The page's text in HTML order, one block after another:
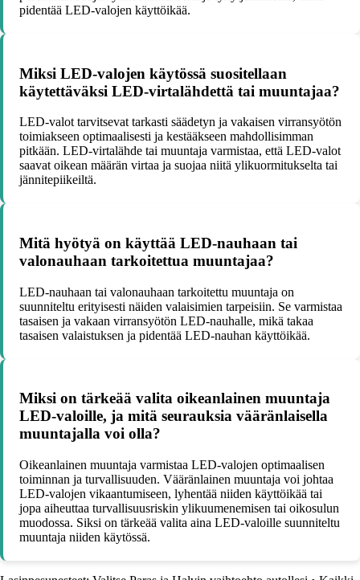
pidentää LED-valojen käyttöikää.
Miksi LED-valojen käytössä suositellaan
käytettäväksi LED-virtalähdettä tai muuntajaa?
LED-valot tarvitsevat tarkasti säädetyn ja vakaisen virransyötön
toimiakseen optimaalisesti ja kestääkseen mahdollisimman
pitkään. LED-virtalähde tai muuntaja varmistaa, että LED-valot
saavat oikean määrän virtaa ja suojaa niitä ylikuormitukselta tai
jännitepiikeiltä.
Mitä hyötyä on käyttää LED-nauhaan tai
valonauhaan tarkoitettua muuntajaa?
LED-nauhaan tai valonauhaan tarkoitettu muuntaja on
suunniteltu erityisesti näiden valaisimien tarpeisiin. Se varmistaa
tasaisen ja vakaan virransyötön LED-nauhalle, mikä takaa
tasaisen valaistuksen ja pidentää LED-nauhan käyttöikää.
Miksi on tärkeää valita oikeanlainen muuntaja
LED-valoille, ja mitä seurauksia vääränlaisella
muuntajalla voi olla?
Oikeanlainen muuntaja varmistaa LED-valojen optimaalisen
toiminnan ja turvallisuuden. Vääränlainen muuntaja voi johtaa
LED-valojen vikaantumiseen, lyhentää niiden käyttöikää tai
jopa aiheuttaa turvallisuusriskin ylikuumenemisen tai oikosulun
muodossa. Siksi on tärkeää valita aina LED-valoille suunniteltu
muuntaja niiden käytössä.